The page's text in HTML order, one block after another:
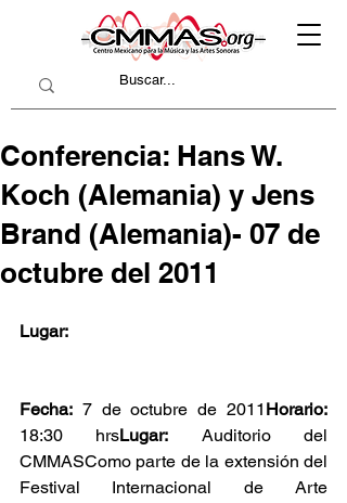
Conferencia: Hans W.
Koch (Alemania) y Jens
Brand (Alemania)- 07 de
octubre del 2011
Lugar:
Fecha: 7 de octubre de 2011 Horario:
18:30 hrsLugar: Auditorio del
CMMASComo parte de la extensión del
Festival Internacional de Arte